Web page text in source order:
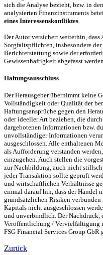
sich die Analyse bezieht, bzw. in
analysierten Finanzinstruments
eines Interessenskonfliktes.
Der Autor versichert weiterhin,
Sorgfaltspflichten, insbesondere
Berichterstattung sowie der
Gewissenhaftigkeit abgefasst
Haftungsausschluss
Der Herausgeber übernimmt keine
Vollständigkeit oder Qualität der
Haftungsansprüche gegen den
oder ideeller Art beziehen, die
dargebotenen Informationen bzw.
unvollständiger Informationen
ausgeschlossen. Alle enthaltenen
als Aufforderung verstanden
einzugehen. Auch stellen die
zur Nachbildung, auch nicht
jeder Transaktion sollte geprüft
und wirtschaftlichen Verhältnisse
einmal darauf hin, dass der Handel
grundsätzlichen Risiken verbunden
Kapitals nicht ausgeschlossen
und unverbindlich. Der Nachdruck,
Veröffentlichung / Vervielfältigung
FSG Financial Services Group GbR
Zurück